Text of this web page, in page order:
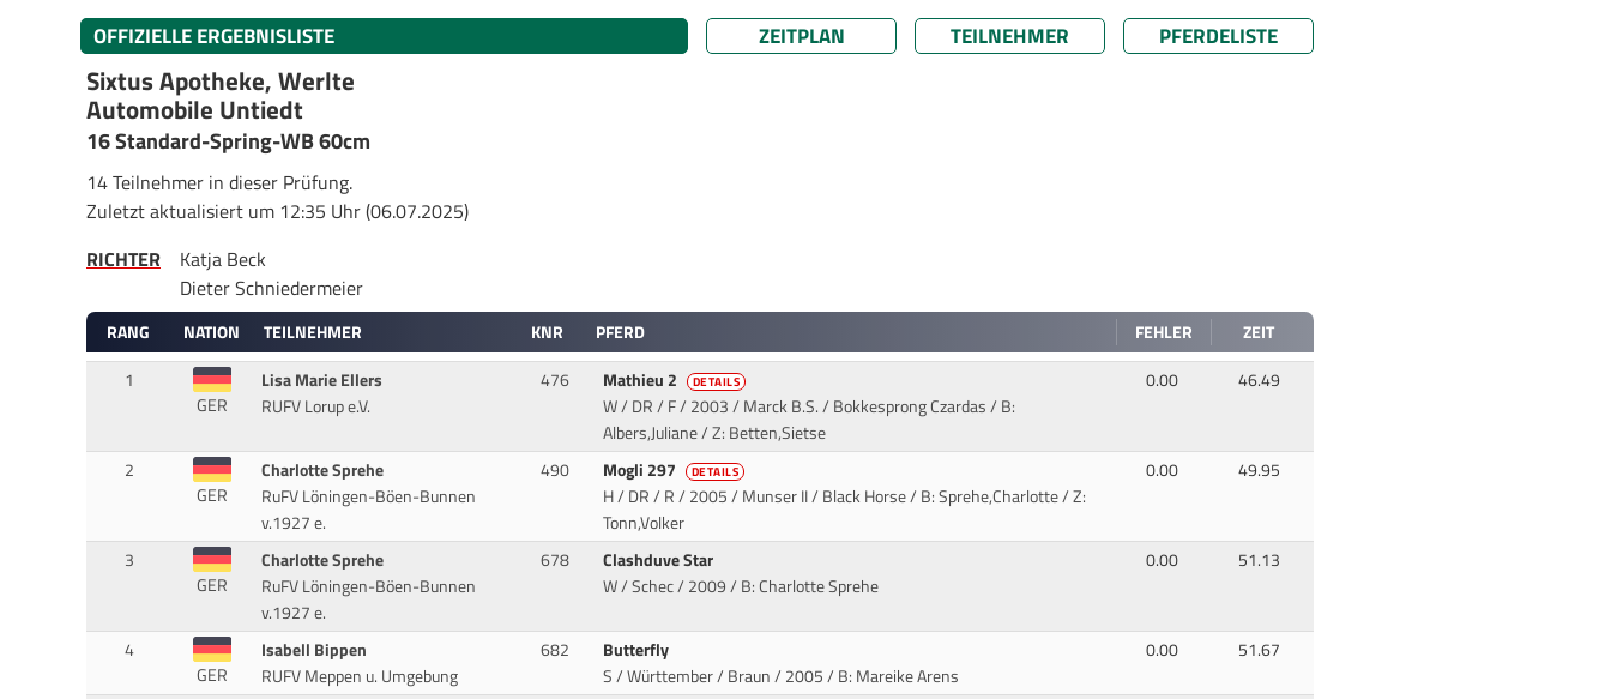
OFFIZIELLE ERGEBNISLISTE ZEITPLAN TEILNEHMER PFERDELISTE
Sixtus Apotheke, Werlte
Automobile Untiedt
16 Standard-Spring-WB 60cm
14 Teilnehmer in dieser Prüfung.
Zuletzt aktualisiert um 12:35 Uhr (06.07.2025)
RICHTER
Katja Beck
Dieter Schniedermeier
RANG NATION TEILNEHMER KNR PFERD FEHLER
ZEIT
1
GER
Lisa Marie Ellers
RUFV Lorup e.V.
476 Mathieu 2 DETAILS
W / DR / F / 2003 / Marck B.S. / Bokkesprong Czardas/ B:
Albers,Juliane / Z: Betten,Sietse
0.00 46.49
2
GER
Charlotte Sprehe
RuFV Löningen-Böen-Bunnen
v.1927 e.
490 Mogli 297 DETAILS
H / DR / R / 2005 / Munser II / Black Horse/ B: Sprehe,Charlotte / Z:
Tonn,Volker
0.00 49.95
3
GER
Charlotte Sprehe
RuFV Löningen-Böen-Bunnen
v.1927 e.
678
Clashduve Star
W / Schec / 2009/ B: Charlotte Sprehe
0.00 51.13
4
GER
Isabell Bippen
RUFV Meppen u. Umgebung
682
Butterfly
S / Württember / Braun / 2005/ B: Mareike Arens
0.00 51.67